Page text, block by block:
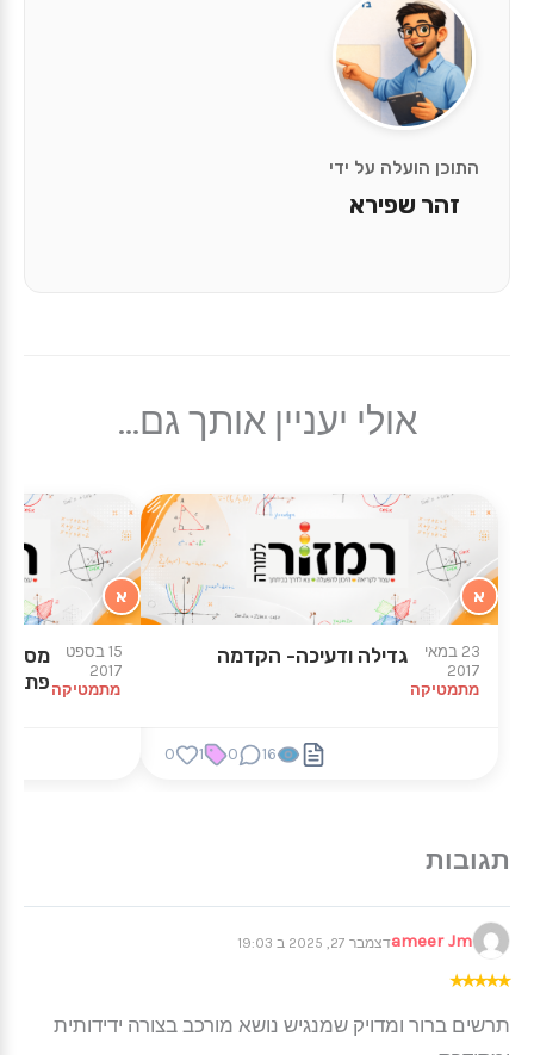
התוכן הועלה על ידי
זהר שפירא
אולי יעניין אותך גם...
א
23 במאי
2017
מתמטיקה
גדילה ודעיכה- הקדמה
16
0
1
0
א
15 בספט
2017
מתמטיקה
ameer Jmדצמבר 27, 2025 ב 19:03
★
★
★
★
★
תרשים ברור ומדויק שמנגיש נושא מורכב בצורה ידידותית